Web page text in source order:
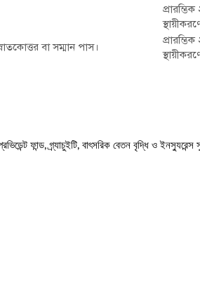
বা সম্মান পাস।
ফান্ড, গ্র্যাচুইটি, বাৎসরিক বেতন বৃদ্ধি ও ইনস্যুরেন্স